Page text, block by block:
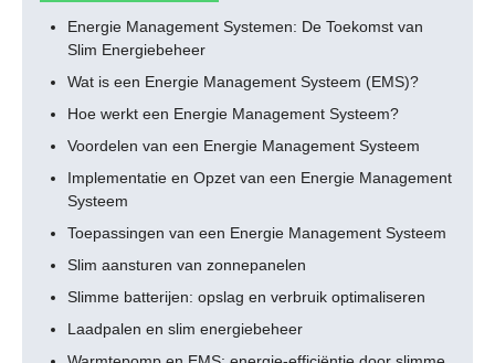
Energie Management Systemen: De Toekomst van
Slim Energiebeheer
Wat is een Energie Management Systeem (EMS)?
Hoe werkt een Energie Management Systeem?
Voordelen van een Energie Management Systeem
Implementatie en Opzet van een Energie Management
Systeem
Toepassingen van een Energie Management Systeem
Slim aansturen van zonnepanelen
Slimme batterijen: opslag en verbruik optimaliseren
Laadpalen en slim energiebeheer